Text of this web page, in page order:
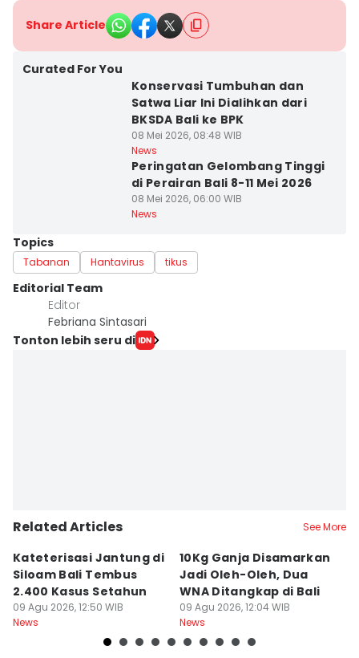
Share Article
Curated For You
Konservasi Tumbuhan dan
Satwa Liar Ini Dialihkan dari
BKSDA Bali ke BPK
08 Mei 2026, 08:48 WIB
News
Peringatan Gelombang Tinggi
di Perairan Bali 8-11 Mei 2026
08 Mei 2026, 06:00 WIB
News
Topics
Tabanan Hantavirus tikus
Editorial Team
Editor
Febriana Sintasari
Tonton lebih seru di
Related Articles See More
Kateterisasi Jantung di
Siloam Bali Tembus
2.400 Kasus Setahun
09 Agu 2026, 12:50 WIB
News
10Kg Ganja Disamarkan
Jadi Oleh-Oleh, Dua
WNA Ditangkap di Bali
09 Agu 2026, 12:04 WIB
News